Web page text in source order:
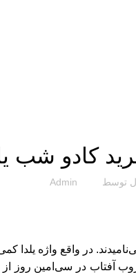
کادو شب
توسط Admin
در واقع واژه یلدا کمی
آفتاب در سی‌امین روز